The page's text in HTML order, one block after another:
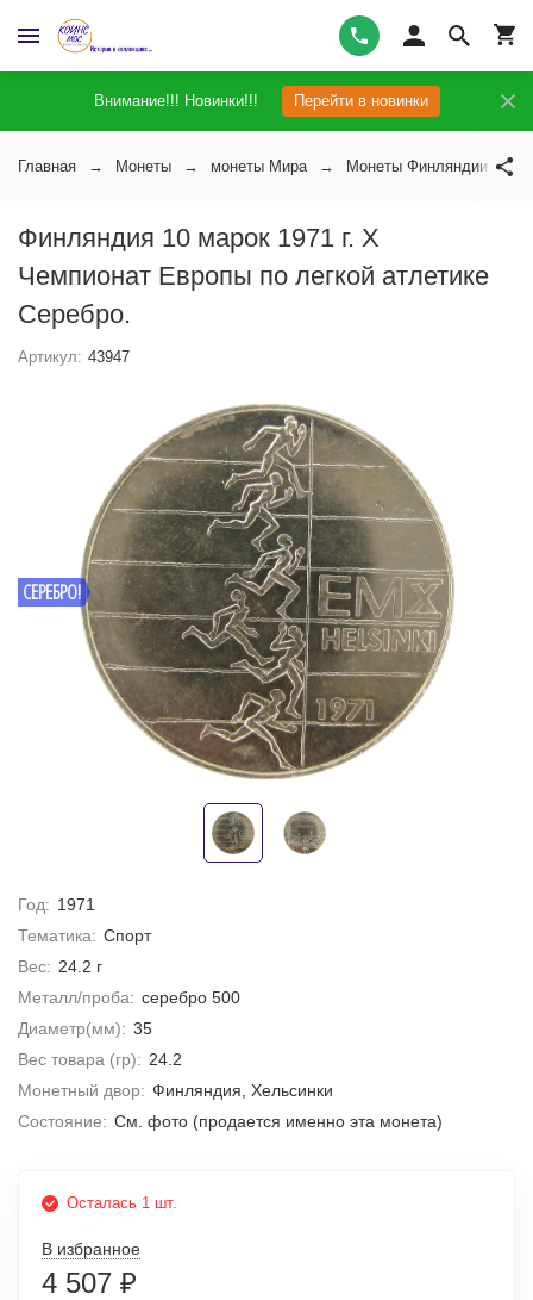
Внимание!!! Новинки!!! Перейти в новинки
Главная Монеты монеты Мира Монеты Финляндии
Финляндия 10 марок 1971 г. X
Чемпионат Европы по легкой атлетике
Серебро.
Артикул: 43947
СЕРЕБРО!
Год: 1971
Тематика: Спорт
Вес: 24.2 г
Металл/проба: серебро 500
Диаметр(мм): 35
Вес товара (гр): 24.2
Монетный двор: Финляндия, Хельсинки
Состояние: Cм. фото (продается именно эта монета)
Осталась 1 шт.
В избранное
4 507 ₽